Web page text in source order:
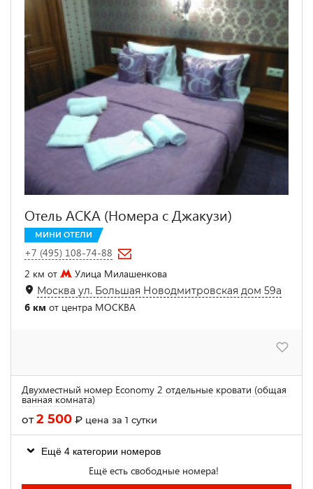
Отель АСКА (Номера с Джакузи)
МИНИ ОТЕЛИ
+7 (495) 108-74-88
2 км от
Улица Милашенкова
Москва ул. Большая Новодмитровская дом 59а
6 км от центра МОСКВА
Двухместный номер Economy 2 отдельные кровати (общая
ванная комната)
от2 500 ₽ цена за 1 сутки
Ещё 4 категории номеров
Ещё есть свободные номера!